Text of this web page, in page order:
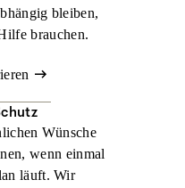
bleiben,
brauchen.
Wünsche
wenn einmal
läuft. Wir